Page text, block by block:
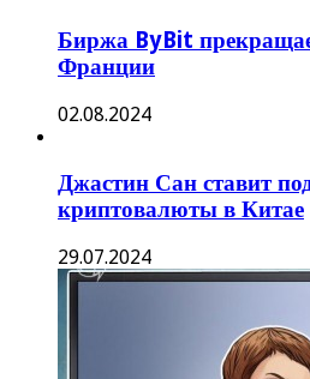
Северная Дакота —
отозвавший лицензию
19.06.2024